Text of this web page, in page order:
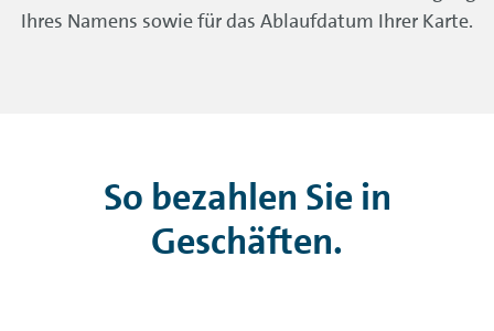
Ihres Namens sowie für das Ablaufdatum Ihrer Karte.
So bezahlen Sie in
Geschäften.